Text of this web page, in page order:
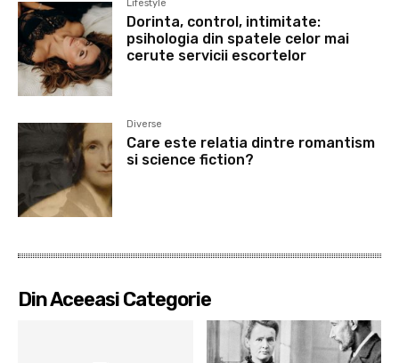
Lifestyle
Dorinta, control, intimitate:
psihologia din spatele celor mai
cerute servicii escortelor
Diverse
Care este relatia dintre romantism
si science fiction?
Din Aceeasi Categorie